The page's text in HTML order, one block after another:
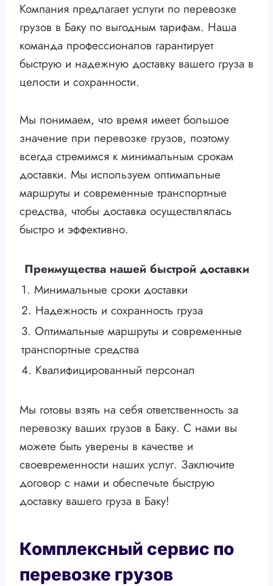
Компания предлагает услуги по перевозке
грузов в Баку по выгодным тарифам. Наша
команда профессионалов гарантирует
быструю и надежную доставку вашего груза в
целости и сохранности.
Мы понимаем, что время имеет большое
значение при перевозке грузов, поэтому
всегда стремимся к минимальным срокам
доставки. Мы используем оптимальные
маршруты и современные транспортные
средства, чтобы доставка осуществлялась
быстро и эффективно.
Преимущества нашей быстрой доставки
1. Минимальные сроки доставки
2. Надежность и сохранность груза
3. Оптимальные маршруты и современные
транспортные средства
4. Квалифицированный персонал
Мы готовы взять на себя ответственность за
перевозку ваших грузов в Баку. С нами вы
можете быть уверены в качестве и
своевременности наших услуг. Заключите
договор с нами и обеспечьте быструю
доставку вашего груза в Баку!
Комплексный сервис по
перевозке грузов